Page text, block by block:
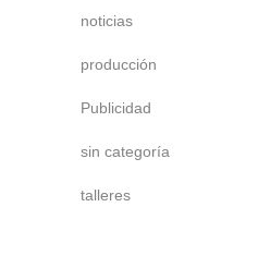
noticias
producción
Publicidad
sin categoría
talleres